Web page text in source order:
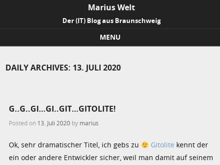
Marius Welt
Der (IT) Blog aus Braunschweig
MENU
DAILY ARCHIVES: 13. JULI 2020
G..G..GI…GI..GIT…GITOLITE!
Posted on 13. Juli 2020 by marius
Ok, sehr dramatischer Titel, ich gebs zu Gitolite kennt der
ein oder andere Entwickler sicher, weil man damit auf seinem